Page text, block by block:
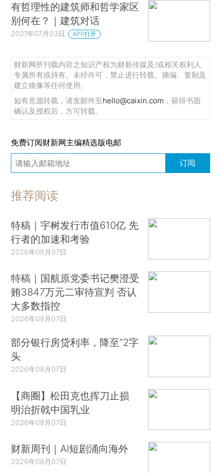
有哲理性的建筑师和哲学家区
别何在？｜建筑对话
2021年07月03日 APP打开
财新网所刊载内容之知识产权为财新传媒及/或相关权利人
专属所有或持有。未经许可，禁止进行转载、摘编、复制及
建立镜像等任何使用。
如有意愿转载，请发邮件至hello@caixin.com ，获得书面
确认及授权后，方可转载。
免费订阅财新网主编精选版电邮
订阅
推荐阅读
特稿｜宇树发行市值610亿 先
行者的加速和考验
2026年08月07日
特稿｜国航原党委书记樊澄受
贿3847万元二审待宣判 否认
大多数指控
2026年08月07日
部分银行房贷利率，降至“2字
头
2026年08月07日
【商圈】松田克也挥刀止损
明治折戟中国乳业
2026年08月07日
财新周刊｜AI短剧涌向海外
2026年08月07日